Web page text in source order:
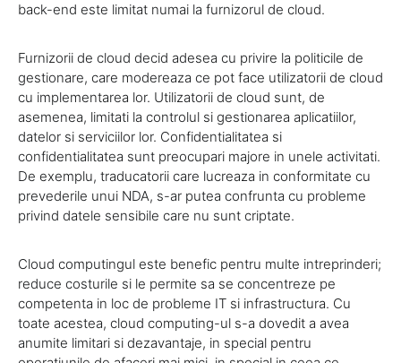
back-end este limitat numai la furnizorul de cloud.
Furnizorii de cloud decid adesea cu privire la politicile de
gestionare, care modereaza ce pot face utilizatorii de cloud
cu implementarea lor. Utilizatorii de cloud sunt, de
asemenea, limitati la controlul si gestionarea aplicatiilor,
datelor si serviciilor lor. Confidentialitatea si
confidentialitatea sunt preocupari majore in unele activitati.
De exemplu, traducatorii care lucreaza in conformitate cu
prevederile unui NDA, s-ar putea confrunta cu probleme
privind datele sensibile care nu sunt criptate.
Cloud computingul este benefic pentru multe intreprinderi;
reduce costurile si le permite sa se concentreze pe
competenta in loc de probleme IT si infrastructura. Cu
toate acestea, cloud computing-ul s-a dovedit a avea
anumite limitari si dezavantaje, in special pentru